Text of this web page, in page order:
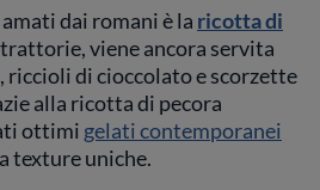
dai romani è la ricotta di
viene ancora servita
riccioli di cioccolato e scorzette
alla ricotta di pecora
ottimi gelati contemporanei
texture uniche.